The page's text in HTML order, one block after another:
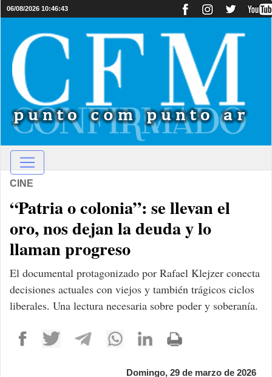
06/08/2026 10:46:43
CINE
“Patria o colonia”: se llevan el
oro, nos dejan la deuda y lo
llaman progreso
El documental protagonizado por Rafael Klejzer conecta
decisiones actuales con viejos y también trágicos ciclos
liberales. Una lectura necesaria sobre poder y soberanía.
Domingo, 29 de marzo de 2026